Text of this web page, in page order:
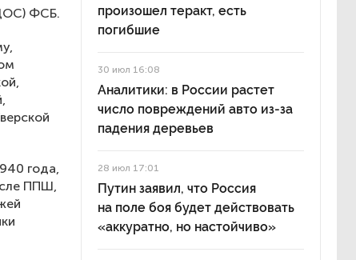
ФСБ.
года,
ППШ,
произошел теракт, есть
погибшие
30 июл 16:08
Аналитики: в России растет
число повреждений авто из-за
падения деревьев
28 июл 17:01
Путин заявил, что Россия
на поле боя будет действовать
«аккуратно, но настойчиво»